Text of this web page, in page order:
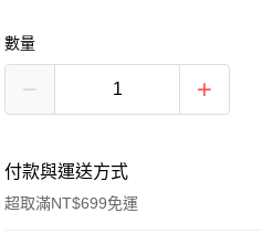
數量
付款與運送方式
超取滿NT$699免運